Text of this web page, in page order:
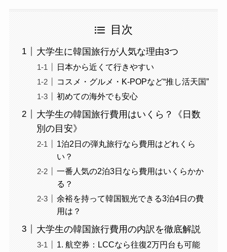
目次
大学生に韓国旅行が人気な理由3つ
日本から近くて行きやすい
コスメ・グルメ・K-POPなど“推し活天国”
初めての海外でも安心
大学生の韓国旅行費用はいくら？《日数
別の目安》
1泊2日の弾丸旅行なら費用はどれくら
い？
一番人気の2泊3日なら費用はいくらかか
る？
余裕を持って韓国観光できる3泊4日の費
用は？
大学生の韓国旅行費用の内訳を徹底解説
1. 航空券：LCCなら往復2万円台も可能